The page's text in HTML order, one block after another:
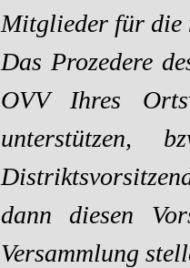
Mitglieder für die
Das Prozedere
OVV Ihres
unterstützen,
dann diesen
Versammlung